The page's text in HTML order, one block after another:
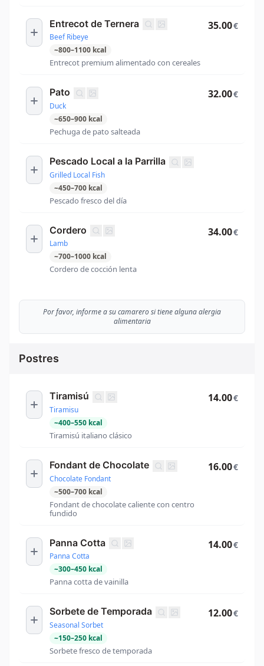
Entrecot de Ternera
Beef Ribeye
~800–1100 kcal
Entrecot premium alimentado con cereales
35.00€
Pato
Duck
~650–900 kcal
Pechuga de pato salteada
32.00€
Pescado Local a la Parrilla
Grilled Local Fish
~450–700 kcal
Pescado fresco del día
Cordero
Lamb
~700–1000 kcal
Cordero de cocción lenta
34.00€
Por favor, informe a su camarero si tiene alguna alergia
alimentaria
Postres
Tiramisú
Tiramisu
~400–550 kcal
Tiramisú italiano clásico
14.00€
Fondant de Chocolate
Chocolate Fondant
~500–700 kcal
Fondant de chocolate caliente con centro
fundido
16.00€
Panna Cotta
Panna Cotta
~300–450 kcal
Panna cotta de vainilla
14.00€
Sorbete de Temporada
Seasonal Sorbet
~150–250 kcal
Sorbete fresco de temporada
12.00€